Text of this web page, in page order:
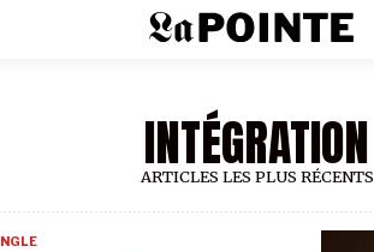
INTÉGRATION
ARTICLES LES PLUS RÉCENTS